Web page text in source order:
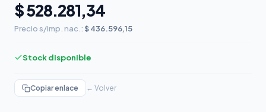
$ 528.281,34
Precio s/imp. nac.: $ 436.596,15
Stock disponible
Copiar enlace ← Volver